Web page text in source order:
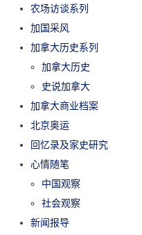
农场访谈系列
加国采风
加拿大历史系列
加拿大历史
史说加拿大
加拿大商业档案
北京奥运
回忆录及家史研究
心情随笔
中国观察
社会观察
新闻报导